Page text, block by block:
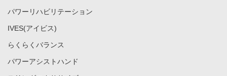
パワーリハビリテーション
IVES(アイビス)
らくらくバランス
パワーアシストハンド